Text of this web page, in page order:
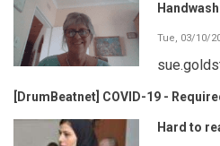
Tue, 03/10/
[DrumBeatnet] COVID-19 -
Hard to